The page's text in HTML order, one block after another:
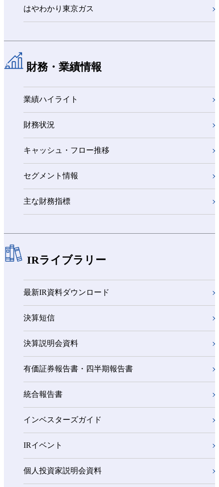
はやわかり東京ガス
財務・業績情報
業績ハイライト
財務状況
キャッシュ・フロー推移
セグメント情報
主な財務指標
IRライブラリー
最新IR資料ダウンロード
決算短信
決算説明会資料
有価証券報告書・四半期報告書
統合報告書
インベスターズガイド
IRイベント
個人投資家説明会資料